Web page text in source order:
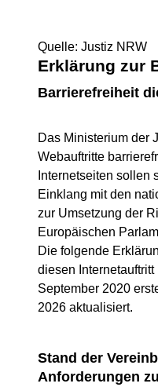
Quelle: Justiz NRW
Erklärung zur
Barrierefreiheit
Das Ministerium der
Webauftritte
Internetseiten sollen
Einklang mit den
zur Umsetzung der
Europäischen
Die folgende
diesen
September 2020
2026 aktualisiert.
Stand der
Anforderungen